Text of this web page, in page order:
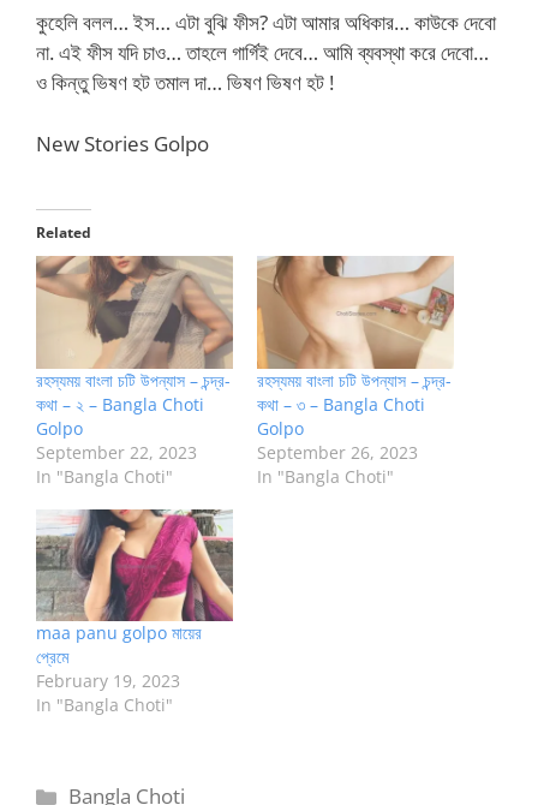
কুহেলি বলল… ইস… এটা বুঝি ফীস? এটা আমার অধিকার… কাউকে দেবো
না. এই ফীস যদি চাও… তাহলে গার্গিই দেবে… আমি ব্যবস্থা করে দেবো…
ও কিন্তু ভিষণ হট তমাল দা… ভিষণ ভিষণ হট !
New Stories Golpo
Related
রহস্যময় বাংলা চটি উপন্যাস – চন্দ্র-
কথা – ২ – Bangla Choti
Golpo
September 22, 2023
In "Bangla Choti"
রহস্যময় বাংলা চটি উপন্যাস – চন্দ্র-
কথা – ৩ – Bangla Choti
Golpo
September 26, 2023
In "Bangla Choti"
maa panu golpo মায়ের
প্রেমে
February 19, 2023
In "Bangla Choti"
Categories
Bangla Choti